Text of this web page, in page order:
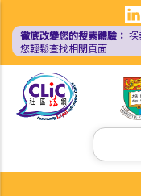
內
徹底改變您的搜索體驗： 探
您輕鬆查找相關頁面
Search